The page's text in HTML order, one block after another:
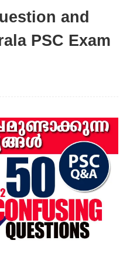
and
PSC Exam